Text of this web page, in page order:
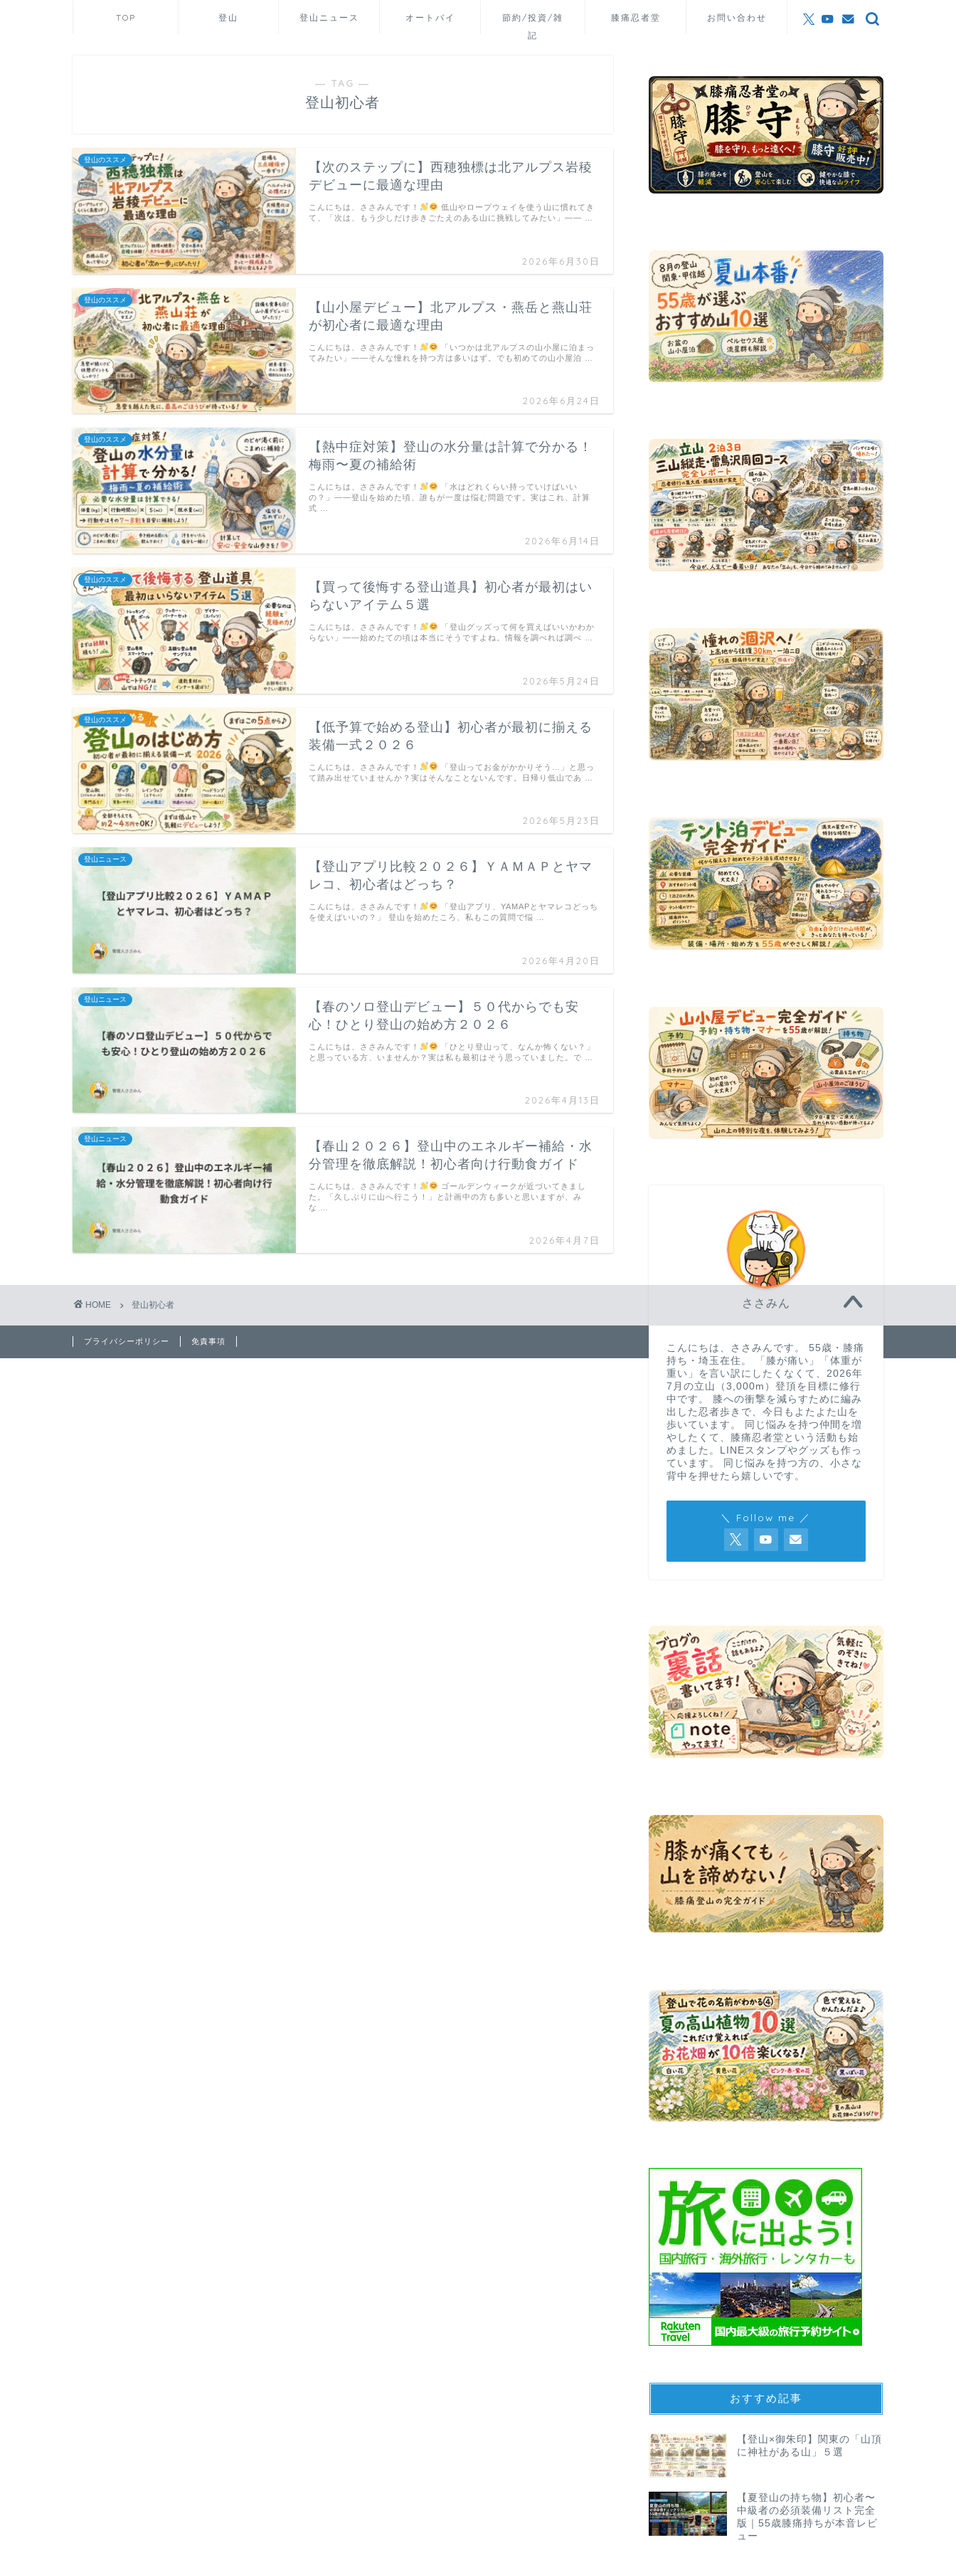
TOP 登山 登山ニュース オートバイ
節約/投資/雑
記
膝痛忍者堂 お問い合わせ
― TAG ―
登山初心者
登山のススメ
【次のステップに】西穂独標は北アルプス岩稜
デビューに最適な理由
2026年6月30日
こんにちは、ささみんです！
低山やロープウェイを使う山に慣れてき
て、「次は、もう少しだけ歩きごたえのある山に挑戦してみたい」―― …
登山のススメ
【山小屋デビュー】北アルプス・燕岳と燕山荘
が初心者に最適な理由
2026年6月24日
こんにちは、ささみんです！
「いつかは北アルプスの山小屋に泊まっ
てみたい」――そんな憧れを持つ方は多いはず。でも初めての山小屋泊 …
登山のススメ
【熱中症対策】登山の水分量は計算で分かる！
梅雨〜夏の補給術
2026年6月14日
こんにちは、ささみんです！
「水はどれくらい持っていけばいい
の？」――登山を始めた頃、誰もが一度は悩む問題です。実はこれ、計算
式 …
登山のススメ
【買って後悔する登山道具】初心者が最初はい
らないアイテム５選
2026年5月24日
こんにちは、ささみんです！
「登山グッズって何を買えばいいかわか
らない」——始めたての頃は本当にそうですよね。情報を調べれば調べ …
登山のススメ
【低予算で始める登山】初心者が最初に揃える
装備一式２０２６
2026年5月23日
こんにちは、ささみんです！
「登山ってお金がかかりそう…」と思っ
て踏み出せていませんか？実はそんなことないんです。日帰り低山であ …
登山ニュース
【登山アプリ比較２０２６】ＹＡＭＡＰとヤマ
レコ、初心者はどっち？
2026年4月20日
こんにちは、ささみんです！
「登山アプリ、YAMAPとヤマレコどっち
を使えばいいの？」 登山を始めたころ、私もこの質問で悩 …
登山ニュース
【春のソロ登山デビュー】５０代からでも安
心！ひとり登山の始め方２０２６
2026年4月13日
こんにちは、ささみんです！
「ひとり登山って、なんか怖くない？」
と思っている方、いませんか？実は私も最初はそう思っていました。で …
登山ニュース
【春山２０２６】登山中のエネルギー補給・水
分管理を徹底解説！初心者向け行動食ガイド
2026年4月7日
こんにちは、ささみんです！
ゴールデンウィークが近づいてきまし
た。「久しぶりに山へ行こう！」と計画中の方も多いと思いますが、み
な …
ささみん
こんにちは、ささみんです。 55歳・膝痛
持ち・埼玉在住。 「膝が痛い」「体重が
重い」を言い訳にしたくなくて、2026年
7月の立山（3,000m）登頂を目標に修行
中です。 膝への衝撃を減らすために編み
出した忍者歩きで、今日もよたよた山を
歩いています。 同じ悩みを持つ仲間を増
やしたくて、膝痛忍者堂という活動も始
めました。LINEスタンプやグッズも作っ
ています。 同じ悩みを持つ方の、小さな
背中を押せたら嬉しいです。
＼ Follow me ／
おすすめ記事
【登山×御朱印】関東の「山頂
に神社がある山」５選
【夏登山の持ち物】初心者〜
中級者の必須装備リスト完全
版｜55歳膝痛持ちが本音レビ
ュー
HOME 登山初心者
プライバシーポリシー 免責事項 2023–2026 ささみんの「今日が人生で一番若い日です!」